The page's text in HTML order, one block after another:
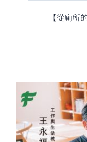
【從廁所